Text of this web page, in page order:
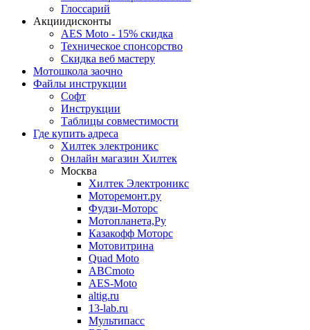
Глоссарий
Акциидисконты
AES Moto - 15% скидка
Техническое спонсорство
Скидка веб мастеру
Мотошкола заочно
Файлы инструкции
Софт
Инструкции
Таблицы совместимости
Где купить адреса
Хилтек электроникс
Онлайн магазин Хилтек
Москва
Хилтек Электроникс
Моторемонт.ру
Фудзи-Моторс
Мотопланета,Ру
Казакофф Моторс
Мотовитрина
Quad Moto
ABCmoto
AES-Moto
altig.ru
13-lab.ru
Мультипасс